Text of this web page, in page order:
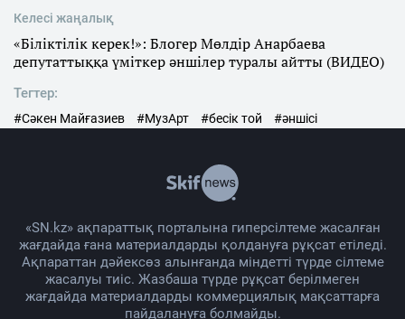
Келесі жаңалық
«Біліктілік керек!»: Блогер Мөлдір Анарбаева
депутаттыққа үміткер әншілер туралы айтты (ВИДЕО)
Тегтер:
#Сәкен Майғазиев #МузАрт #бесік той #әншісі
«SN.kz» ақпараттық порталына гиперсілтеме жасалған
жағдайда ғана материалдарды қолдануға рұқсат етіледі.
Ақпараттан дәйексөз алынғанда міндетті түрде сілтеме
жасалуы тиіс. Жазбаша түрде рұқсат берілмеген
жағдайда материалдарды коммерциялық мақсаттарға
пайдалануға болмайды.